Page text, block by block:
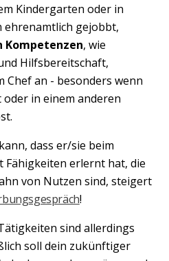
Kindergarten oder in
ehrenamtlich gejobbt,
Kompetenzen, wie
Hilfsbereitschaft,
Chef an - besonders wenn
oder in einem anderen
dass er/sie beim
Fähigkeiten erlernt hat, die
von Nutzen sind, steigert
!
sind allerdings
soll dein zukünftiger